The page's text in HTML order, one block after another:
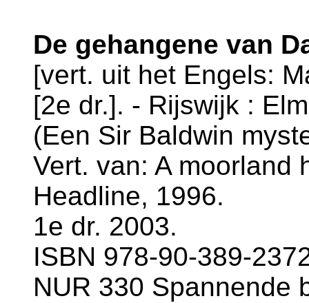
De gehangene van
[vert. uit het Engels:
[2e dr.]. - Rijswijk :
(Een Sir Baldwin
Vert. van: A moorland
Headline, 1996.
1e dr. 2003.
ISBN 978-90-389-
NUR 330 Spannende